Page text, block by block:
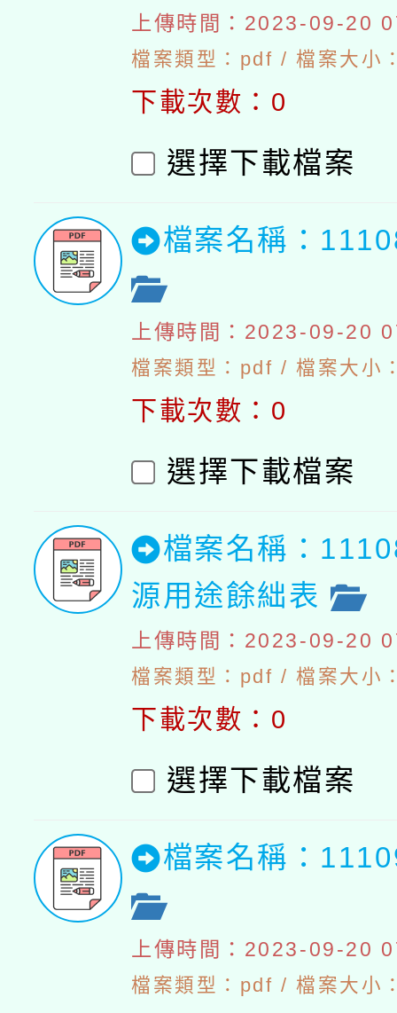
上傳時間：2023-09-20
檔案類型：pdf / 檔案大小
下載次數：0
選擇下載檔案
檔案名稱：
上傳時間：2023-09-20
檔案類型：pdf / 檔案大小
下載次數：0
選擇下載檔案
檔案名稱：
源用途餘絀表
上傳時間：2023-09-20
檔案類型：pdf / 檔案大小
下載次數：0
選擇下載檔案
檔案名稱：
上傳時間：2023-09-20
檔案類型：pdf / 檔案大小